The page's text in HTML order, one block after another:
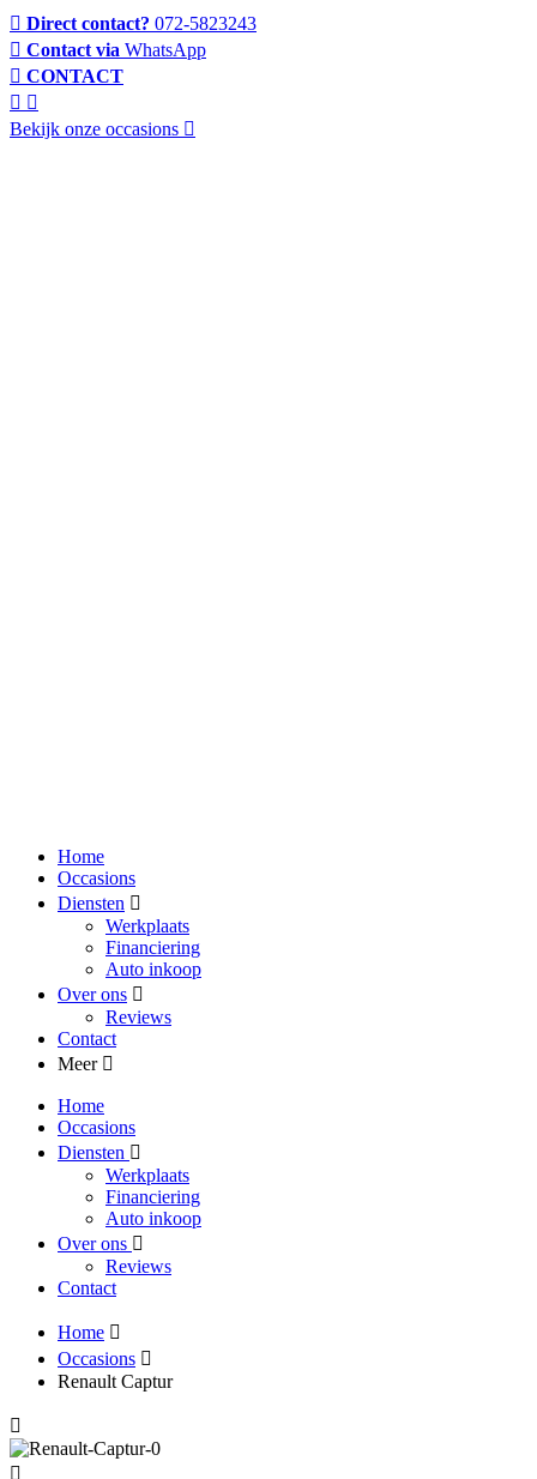
Direct contact? 072-5823243
Contact via WhatsApp
CONTACT
Bekijk onze occasions
Home
Occasions
Diensten
Werkplaats
Financiering
Auto inkoop
Over ons
Reviews
Contact
Meer
Home
Occasions
Diensten
Werkplaats
Financiering
Auto inkoop
Over ons
Reviews
Contact
Home
Occasions
Renault Captur